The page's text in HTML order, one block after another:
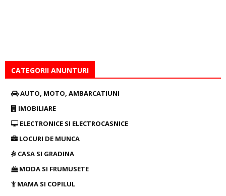
CATEGORII ANUNTURI
AUTO, MOTO, AMBARCATIUNI
IMOBILIARE
ELECTRONICE SI ELECTROCASNICE
LOCURI DE MUNCA
CASA SI GRADINA
MODA SI FRUMUSETE
MAMA SI COPILUL